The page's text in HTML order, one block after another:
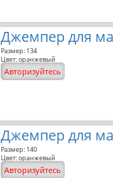
Джемпер для
Размер: 134
Цвет: оранжевый
Авторизуйтесь
Джемпер для
Размер: 140
Цвет: оранжевый
Авторизуйтесь